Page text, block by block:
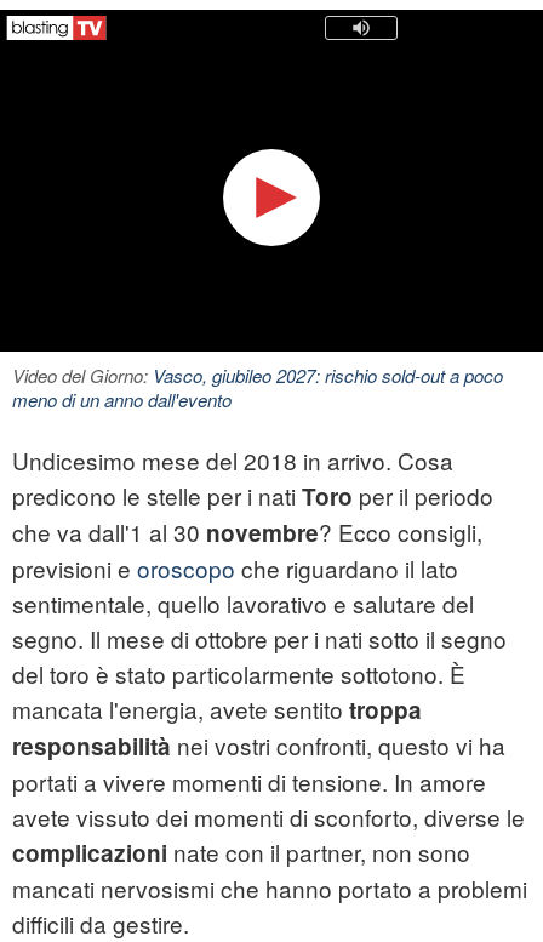
Video del Giorno: Vasco, giubileo 2027: rischio sold-out a poco
meno di un anno dall'evento
Undicesimo mese del 2018 in arrivo. Cosa
predicono le stelle per i nati Toro per il periodo
che va dall'1 al 30 novembre? Ecco consigli,
previsioni e oroscopo che riguardano il lato
sentimentale, quello lavorativo e salutare del
segno. Il mese di ottobre per i nati sotto il segno
del toro è stato particolarmente sottotono. È
mancata l'energia, avete sentito troppa
responsabilità nei vostri confronti, questo vi ha
portati a vivere momenti di tensione. In amore
avete vissuto dei momenti di sconforto, diverse le
complicazioni nate con il partner, non sono
mancati nervosismi che hanno portato a problemi
difficili da gestire.